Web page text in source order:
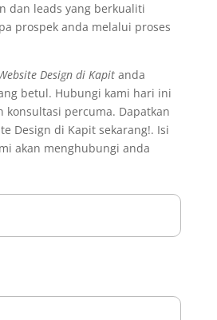
dan leads yang berkualiti
prospek anda melalui proses
Design di Kapitanda
betul. Hubungi kami hari ini
konsultasi percuma. Dapatkan
Design di Kapit sekarang!. Isi
akan menghubungi anda